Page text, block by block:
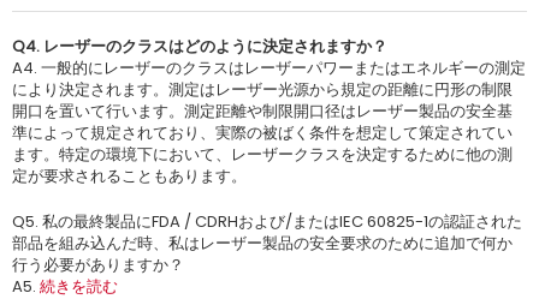
Q4. レーザーのクラスはどのように決定されますか？
A4. 一般的にレーザーのクラスはレーザーパワーまたはエネルギーの測定
により決定されます。測定はレーザー光源から規定の距離に円形の制限
開口を置いて行います。測定距離や制限開口径はレーザー製品の安全基
準によって規定されており、実際の被ばく条件を想定して策定されてい
ます。特定の環境下において、レーザークラスを決定するために他の測
定が要求されることもあります。
Q5. 私の最終製品にFDA / CDRHおよび/またはIEC 60825-1の認証された
部品を組み込んだ時、私はレーザー製品の安全要求のために追加で何か
行う必要がありますか？
A5. 続きを読む